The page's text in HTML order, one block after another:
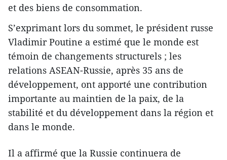
et des biens de consommation.
S’exprimant lors du sommet, le président russe
Vladimir Poutine a estimé que le monde est
témoin de changements structurels ; les
relations ASEAN-Russie, après 35 ans de
développement, ont apporté une contribution
importante au maintien de la paix, de la
stabilité et du développement dans la région et
dans le monde.
Il a affirmé que la Russie continuera de